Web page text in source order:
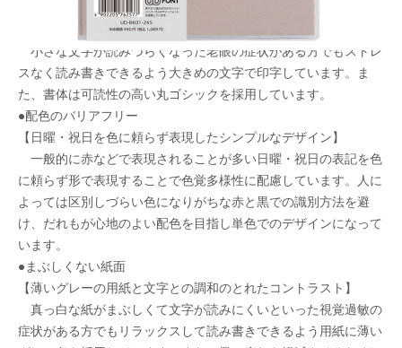
●読みやすくて大きな文字
【UDフォントをベースに可読性の高い丸ゴシックを採用】
小さな文字が読みづらくなった老眼の症状がある方でもストレ
スなく読み書きできるよう大きめの文字で印字しています。ま
た、書体は可読性の高い丸ゴシックを採用しています。
●配色のバリアフリー
【日曜・祝日を色に頼らず表現したシンプルなデザイン】
一般的に赤などで表現されることが多い日曜・祝日の表記を色
に頼らず形で表現することで色覚多様性に配慮しています。人に
よっては区別しづらい色になりがちな赤と黒での識別方法を避
け、だれもが心地のよい配色を目指し単色でのデザインになって
います。
●まぶしくない紙面
【薄いグレーの用紙と文字との調和のとれたコントラスト】
真っ白な紙がまぶしくて文字が読みにくいといった視覚過敏の
症状がある方でもリラックスして読み書きできるよう用紙に薄い